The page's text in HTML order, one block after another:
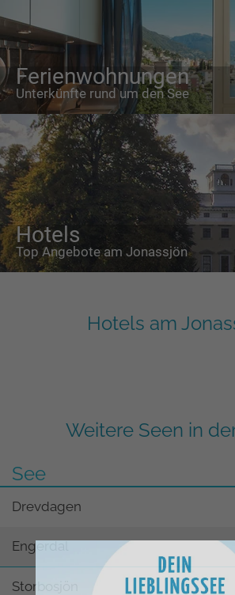
Ferienwohnungen
Unterkünfte rund um den See
Hotels
Top Angebote am Jonassjön
Hotels am
Weitere Seen in
See
Drevdagen
Engerdal
Storbosjön